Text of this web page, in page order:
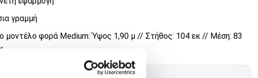
γραμμή
μοντέλο φορά Medium: Ύψος 1,90 μ // Στήθος: 104 εκ // Μέση: 83